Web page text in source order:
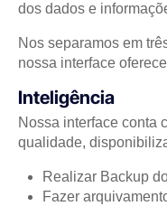
dos dados e
Nos separamos em
nossa interface
Inteligência
Nossa interface conta
qualidade,
Realizar Backup
Fazer